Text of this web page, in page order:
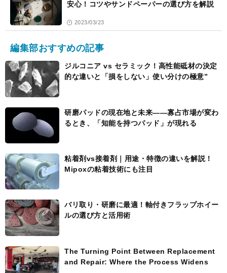
安心！コツやサンドペーパーの選び方を解説
2023/03/23
編集部おすすめの記事
ジルコニア vs セラミック！高性能砥材の決定
的な違いと「損をしない」使い分けの極意”
研磨パッドの現在地と未来――寡占市場が変わ
るとき、「知能を持つパッド」が現れる
粘着剤vs接着剤｜用途・特徴の違いを解説！
Mipoxの粘着技術にも注目
バリ取り・研磨に最適！軸付きフラップホイー
ルの選び方と活用術
The Turning Point Between Replacement
and Repair: Where the Process Widens